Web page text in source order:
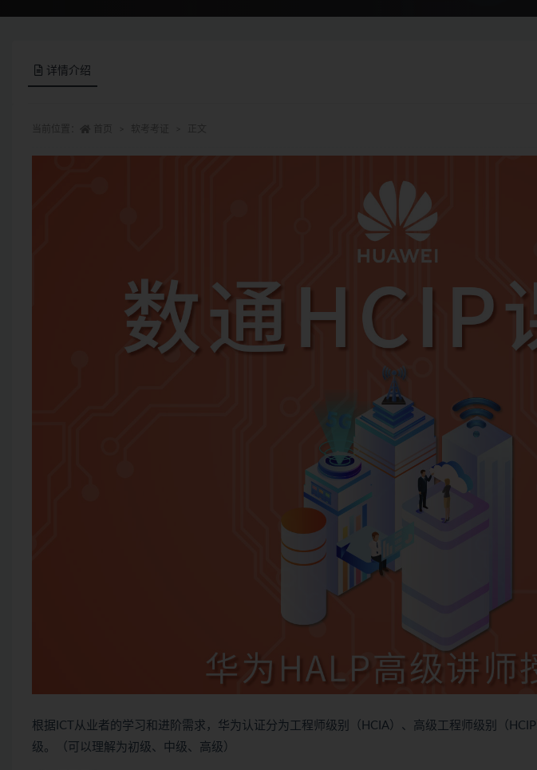
详情介绍
根据ICT从业者的学习和进阶需求，华为认证分为工程师级别（ HCIA）、高级工程师级别（ HCIP
级。（可以理解为初级、中级、高级）